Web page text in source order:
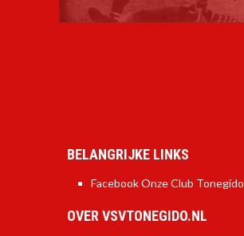
BELANGRIJKE LINKS
Facebook Onze Club Tonegido
OVER VSVTONEGIDO.NL